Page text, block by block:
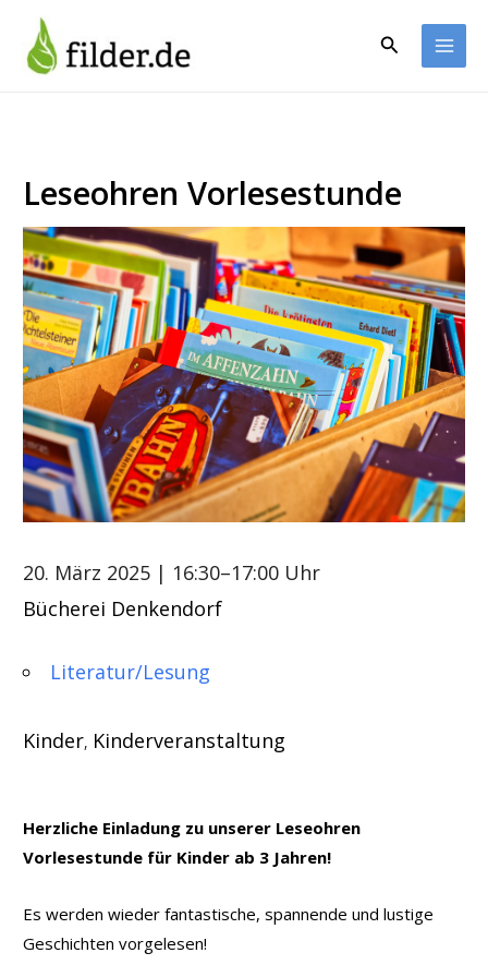
Inhalt
springen
Suchen
Leseohren Vorlesestunde
20. März 2025 | 16:30–17:00 Uhr
Bücherei Denkendorf
Literatur/Lesung
Kinder, Kinderveranstaltung
Herzliche Einladung zu unserer Leseohren
Vorlesestunde für Kinder ab 3 Jahren!
Es werden wieder fantastische, spannende und lustige
Geschichten vorgelesen!